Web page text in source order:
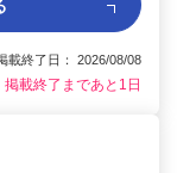
終了日： 2026/08/08
掲載終了まであと1日